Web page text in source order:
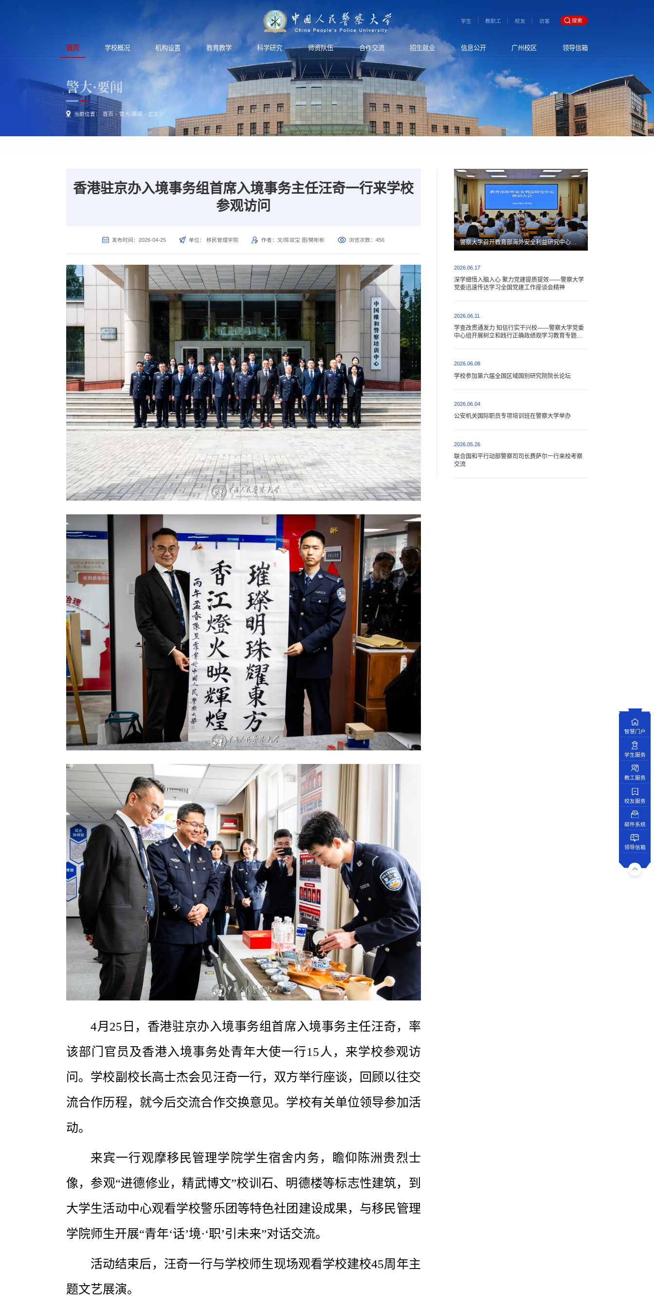
学生 教职工 校友 访客 搜索
首页 学校概况 机构设置 教育教学 科学研究 师资队伍 合作交流 招生就业 信息公开 广州校区 领导信箱
警大·要闻
当前位置： 首页 - 警大·要闻 - 正文
香港驻京办入境事务组首席入境事务主任汪奇一行来学校
参观访问
发布时间：2026-04-25 单位： 移民管理学院 作者：文/陈双宝 图/樊彬彬 浏览次数：456
4月25日，香港驻京办入境事务组首席入境事务主任汪奇，率
该部门官员及香港入境事务处青年大使一行15人，来学校参观访
问。学校副校长高士杰会见汪奇一行，双方举行座谈，回顾以往交
流合作历程，就今后交流合作交换意见。学校有关单位领导参加活
动。
来宾一行观摩移民管理学院学生宿舍内务，瞻仰陈洲贵烈士
像，参观“进德修业，精武博文”校训石、明德楼等标志性建筑，到
大学生活动中心观看学校警乐团等特色社团建设成果，与移民管理
学院师生开展“青年‘话’境·‘职’引未来”对话交流。
活动结束后，汪奇一行与学校师生现场观看学校建校45周年主
题文艺展演。
警察大学召开教育部海外安全利益研究中心换届大会
2026.06.17
深学细悟入脑入心 聚力党建提质提效——警察大学
党委迅速传达学习全国党建工作座谈会精神
2026.06.11
学查改贯通发力 知信行实干兴校——警察大学党委
中心组开展树立和践行正确政绩观学习教育专题研
2026.06.08
学校参加第六届全国区域国别研究院院长论坛
2026.06.04
公安机关国际职员专项培训班在警察大学举办
2026.05.26
联合国和平行动部警察司司长费萨尔一行来校考察
交流
智慧门户
学生服务
教工服务
校友服务
邮件系统
领导信箱